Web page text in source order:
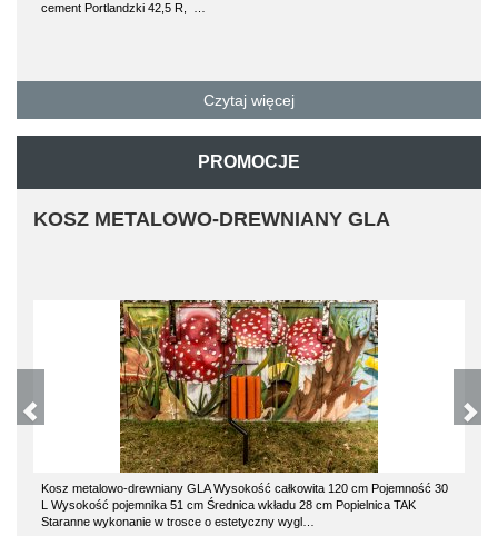
cement Portlandzki 42,5 R, …
Czytaj więcej
PROMOCJE
KOSZ METALOWO-DREWNIANY GLA
Kosz metalowo-drewniany GLA Wysokość całkowita 120 cm Pojemność 30
L Wysokość pojemnika 51 cm Średnica wkładu 28 cm Popielnica TAK
Staranne wykonanie w trosce o estetyczny wygl…